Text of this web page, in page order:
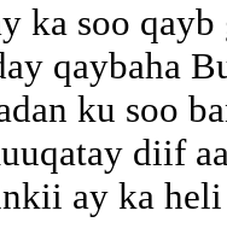
ka soo
qaybaha
ku soo
diif
ay ka heli